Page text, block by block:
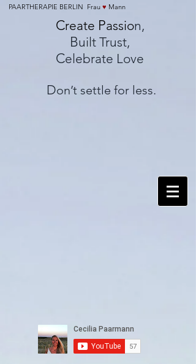
PAARTHERAPIE BERLIN Frau ♥ Mann
Create Passion,
Built Trust,
Celebrate Love
Don’t settle for less.